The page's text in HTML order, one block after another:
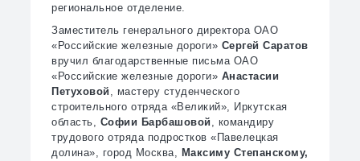
региональное отделение.
Заместитель генерального директора ОАО
«Российские железные дороги» Сергей Саратов
вручил благодарственные письма ОАО
«Российские железные дороги» Анастасии
Петуховой , мастеру студенческого
строительного отряда «Великий», Иркутская
область, Софии Барбашовой , командиру
трудового отряда подростков «Павелецкая
долина», город Москва, Максиму Степанскому,